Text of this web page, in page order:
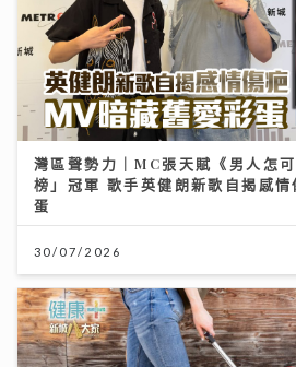
灣區聲勢力｜MC張天賦《男人怎
榜」冠軍 歌手英健朗新歌自揭感
蛋
30/07/2026